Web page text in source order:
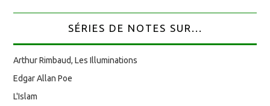
SÉRIES DE NOTES SUR...
Arthur Rimbaud, Les Illuminations
Edgar Allan Poe
L'Islam